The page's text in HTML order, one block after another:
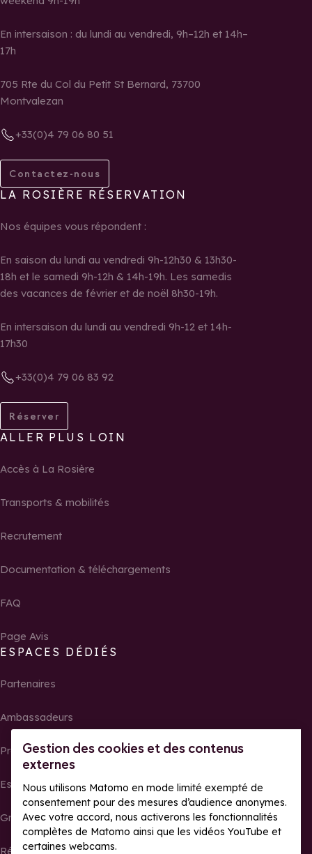
Gestion des cookies et des contenus
externes
Nous utilisons Matomo en mode limité exempté de
consentement pour des mesures d’audience anonymes.
Avec votre accord, nous activerons les fonctionnalités
complètes de Matomo ainsi que les vidéos YouTube et
certaines webcams.
En intersaison : du lundi au vendredi, 9h–12h et 14h–
17h
705 Rte du Col du Petit St Bernard, 73700
Montvalezan
+33(0)4 79 06 80 51
Contactez-nous
LA ROSIÈRE RÉSERVATION
Nos équipes vous répondent :
En saison du lundi au vendredi 9h-12h30 & 13h30-
18h et le samedi 9h-12h & 14h-19h. Les samedis
des vacances de février et de noël 8h30-19h.
En intersaison du lundi au vendredi 9h-12 et 14h-
17h30
+33(0)4 79 06 83 92
Réserver
ALLER PLUS LOIN
Accès à La Rosière
Transports & mobilités
Recrutement
Documentation & téléchargements
FAQ
Page Avis
ESPACES DÉDIÉS
Partenaires
Ambassadeurs
Propriétaires
Espace presse
Groupes, séminaires et tour operator
Résultats et photos de courses